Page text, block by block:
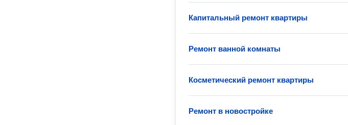
Капитальный ремонт квартиры
Ремонт ванной комнаты
Косметический ремонт квартиры
Ремонт в новостройке